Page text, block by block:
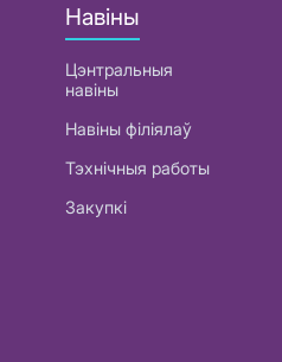
Навіны
Цэнтральныя
навіны
Навіны філіялаў
Тэхнічныя работы
Закупкі